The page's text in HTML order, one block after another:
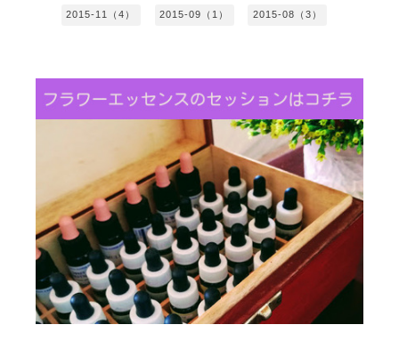
2015-11（4） 2015-09（1） 2015-08（3）